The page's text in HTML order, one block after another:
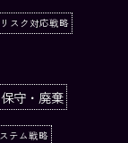
リスク対応戦略
保守・廃棄
テム戦略